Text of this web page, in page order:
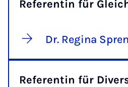
Referentin für
Dr. Regina
Referentin für